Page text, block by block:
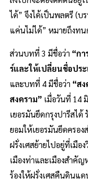
ได้” จึงได้เป็นพลตรี (บ
แค่นไม่ได้” หมายถึงทน
ส่วนบทที่ 3 มีชื่อว่า “ก
ร์และให้เปลี่ยนชื่อปร
และบทที่ 4 มีชื่อว่า “ส
สงคราม” เมื่อวันที่ 14
เยอรมันยึดกรุงปารีสไ
ยอมให้เยอรมันยึดครอง
ฝรั่งเศสย้ายไปอยู่ที่เมือ
เมืองท่าและเมืองสำคั
ร้องให้ฝรั่งเศสคืนดิน